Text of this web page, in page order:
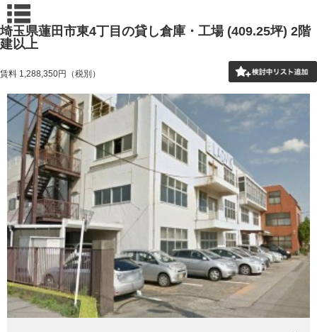
埼玉県蓮田市東4丁目の貸し倉庫・工場 (409.25坪) 2階
建以上
賃料 1,288,350円（税別）